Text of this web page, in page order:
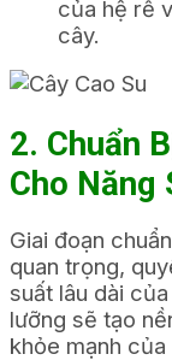
của hệ rễ
cây.
2. Chuẩn
Cho Năng
Giai đoạn
quan trọng,
suất lâu dài
lưỡng sẽ tạo
khỏe mạnh của